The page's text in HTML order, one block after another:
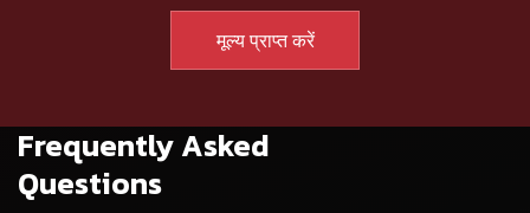
Frequently Asked
Questions